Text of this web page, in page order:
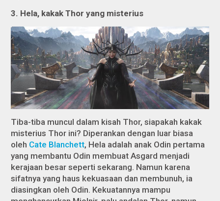
3. Hela, kakak Thor yang misterius
Tiba-tiba muncul dalam kisah Thor, siapakah kakak
misterius Thor ini? Diperankan dengan luar biasa
oleh Cate Blanchett, Hela adalah anak Odin pertama
yang membantu Odin membuat Asgard menjadi
kerajaan besar seperti sekarang. Namun karena
sifatnya yang haus kekuasaan dan membunuh, ia
diasingkan oleh Odin. Kekuatannya mampu